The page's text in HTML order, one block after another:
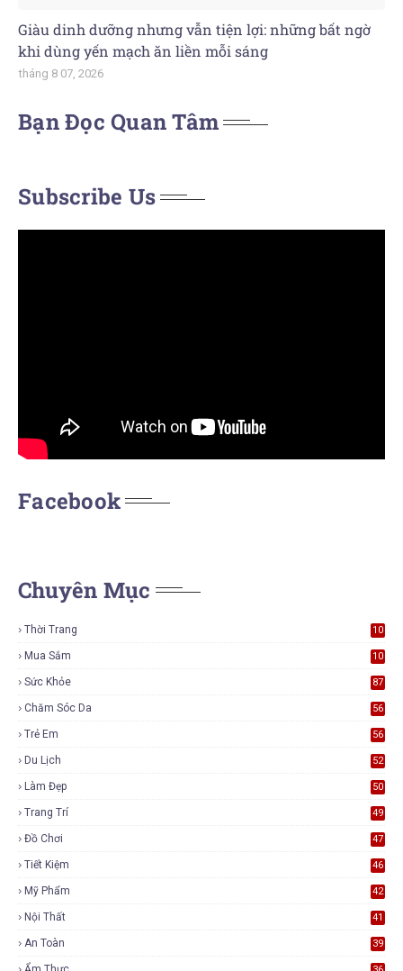
Giàu dinh dưỡng nhưng vẫn tiện lợi: những bất ngờ
khi dùng yến mạch ăn liền mỗi sáng
tháng 8 07, 2026
Bạn Đọc Quan Tâm
Subscribe Us
Facebook
Chuyên Mục
Thời Trang
10
Mua Sắm
10
Sức Khỏe 87
Chăm Sóc Da 56
Trẻ Em 56
Du Lịch 52
Làm Đẹp 50
Trang Trí 49
Đồ Chơi 47
Tiết Kiệm 46
Mỹ Phẩm 42
Nội Thất 41
An Toàn 39